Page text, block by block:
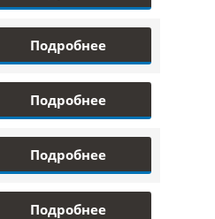
Подробнее
Подробнее
Подробнее
Подробнее